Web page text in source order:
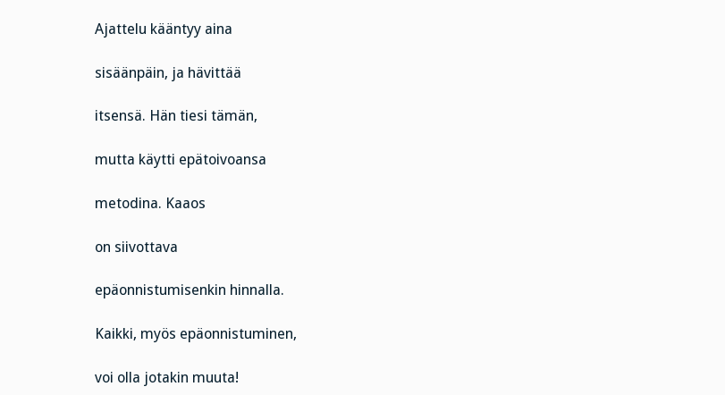
Ajattelu kääntyy aina
sisäänpäin, ja hävittää
itsensä. Hän tiesi tämän,
mutta käytti epätoivoansa
metodina. Kaaos
on siivottava
epäonnistumisenkin hinnalla.
Kaikki, myös epäonnistuminen,
voi olla jotakin muuta!